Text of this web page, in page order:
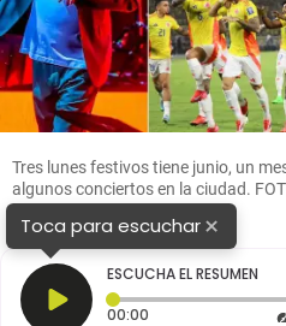
Tres lunes festivos tiene junio, un
algunos conciertos en la ciudad.
Colombiano.
Toca para escuchar×
ESCUCHA EL RESUMEN
00:00 Tiempo